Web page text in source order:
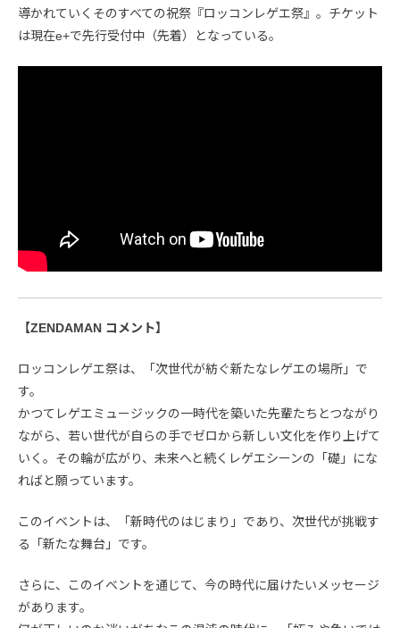
導かれていくそのすべての祝祭『ロッコンレゲエ祭』。チケット
は現在e+で先行受付中（先着）となっている。
【ZENDAMAN コメント】
ロッコンレゲエ祭は、「次世代が紡ぐ新たなレゲエの場所」で
す。
かつてレゲエミュージックの一時代を築いた先輩たちとつながり
ながら、若い世代が自らの手でゼロから新しい文化を作り上げて
いく。その輪が広がり、未来へと続くレゲエシーンの「礎」にな
ればと願っています。
このイベントは、「新時代のはじまり」であり、次世代が挑戦す
る「新たな舞台」です。
さらに、このイベントを通じて、今の時代に届けたいメッセージ
があります。